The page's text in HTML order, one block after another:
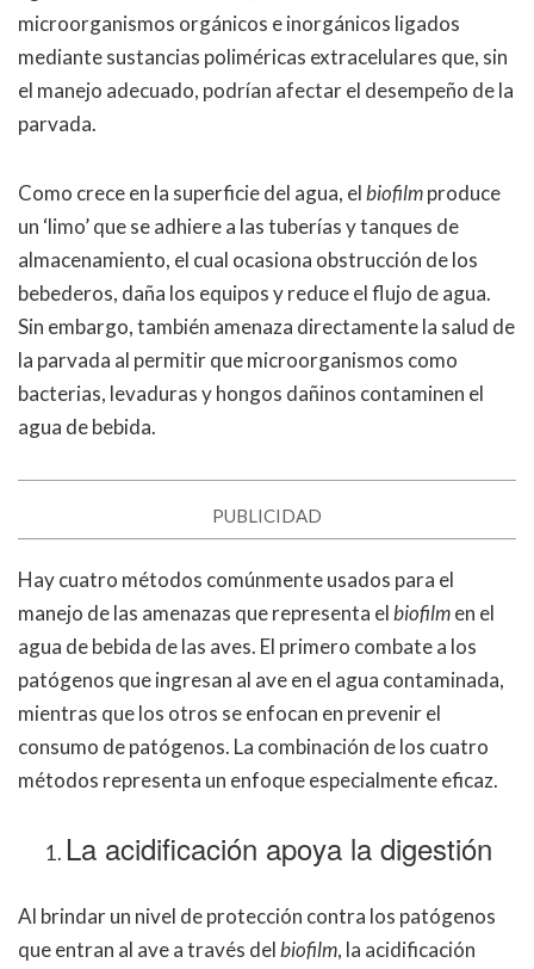
microorganismos orgánicos e inorgánicos ligados
mediante sustancias poliméricas extracelulares que, sin
el manejo adecuado, podrían afectar el desempeño de la
parvada.
Como crece en la superficie del agua, elbiofilmproduce
un ‘limo’ que se adhiere a las tuberías y tanques de
almacenamiento, el cual ocasiona obstrucción de los
bebederos, daña los equipos y reduce el flujo de agua.
Sin embargo, también amenaza directamente la salud de
la parvada al permitir que microorganismos como
bacterias, levaduras y hongos dañinos contaminen el
agua de bebida.
PUBLICIDAD
Hay cuatro métodos comúnmente usados para el
manejo de las amenazas que representa elbiofilmen el
agua de bebida de las aves. El primero combate a los
patógenos que ingresan al ave en el agua contaminada,
mientras que los otros se enfocan en prevenir el
consumo de patógenos. La combinación de los cuatro
métodos representa un enfoque especialmente eficaz.
La acidificación apoya la digestión
Al brindar un nivel de protección contra los patógenos
que entran al ave a través delbiofilm, la acidificación